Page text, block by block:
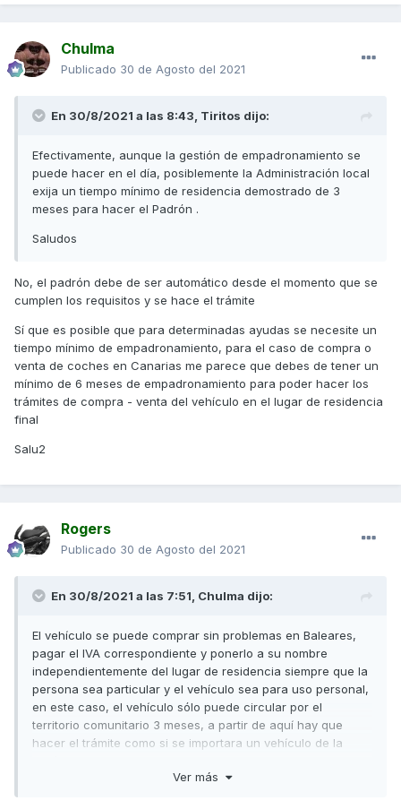
2003 Barcelona el trámite en el mismo día
2005 Barcelona el trámite en el mismo día
cierto que pone que pueden tardar hasta 3 meses en dar la
una vez aportada la documentación necesaria que creo
que el problema podrá ser tener un contrato arrendatario a
su nombre o declaración jurada de la persona que tenga
dicho contrato a su nombre justificando la residencia de la
Chulma
Publicado 30 de Agosto del 2021
En 30/8/2021 a las 8:43, Tiritos dijo:
Efectivamente, aunque la gestión de empadronamiento se
puede hacer en el día, posiblemente la Administración local
exija un tiempo mínimo de residencia demostrado de 3
meses para hacer el Padrón .
Saludos
No, el padrón debe de ser automático desde el momento que se
cumplen los requisitos y se hace el trámite
Sí que es posible que para determinadas ayudas se necesite un
tiempo mínimo de empadronamiento, para el caso de compra o
venta de coches en Canarias me parece que debes de tener un
mínimo de 6 meses de empadronamiento para poder hacer los
trámites de compra - venta del vehículo en el lugar de residencia
final
Salu2
Rogers
Publicado 30 de Agosto del 2021
En 30/8/2021 a las 7:51, Chulma dijo:
El vehículo se puede comprar sin problemas en Baleares,
pagar el IVA correspondiente y ponerlo a su nombre
independientemente del lugar de residencia siempre que la
persona sea particular y el vehículo sea para uso personal,
en este caso, el vehículo sólo puede circular por el
territorio comunitario 3 meses, a partir de aquí hay que
hacer el trámite como si se importara un vehículo de la
Ver más